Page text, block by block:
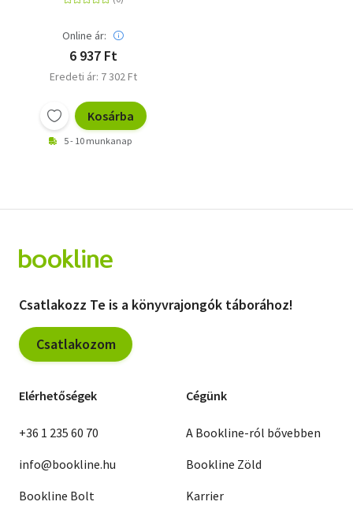
Online ár:
6 937 Ft
Eredeti ár: 7 302 Ft
Kosárba
5 - 10 munkanap
Csatlakozz Te is a könyvrajongók táborához!
Csatlakozom
Elérhetőségek
+36 1 235 60 70
info@bookline.hu
Bookline Bolt
Cégünk
A Bookline-ról bővebben
Bookline Zöld
Karrier